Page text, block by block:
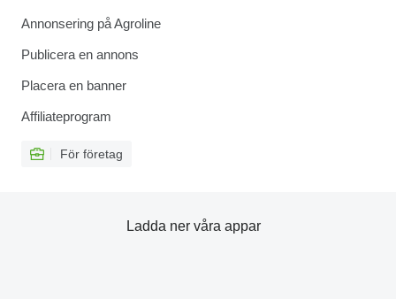
Annonsering på Agroline
Publicera en annons
Placera en banner
Affiliateprogram
För företag
Ladda ner våra appar